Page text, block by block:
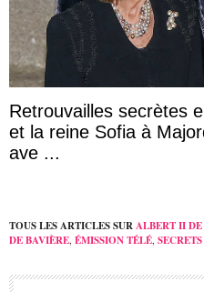
Retrouvailles secrètes
et la reine Sofia à
ave ...
TOUS LES ARTICLES SURALBERT II
DE BAVIÈRE ÉMISSION TÉLÉ